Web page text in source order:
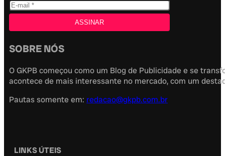
SOBRE NÓS
O GKPB começou como um Blog de Publicidade e se
acontece de mais interessante no mercado, com um
Pautas somente em: redacao@gkpb.com.br
LINKS ÚTEIS